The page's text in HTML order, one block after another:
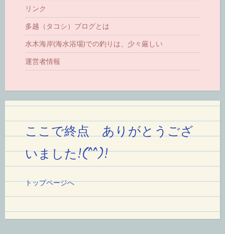
リンク
多越（タコシ）ブログとは
水木海岸(海水浴場)での釣りは、少々厳しい
運営者情報
ここで終点 ありがとうござ
いました!(^^)!
トップページへ